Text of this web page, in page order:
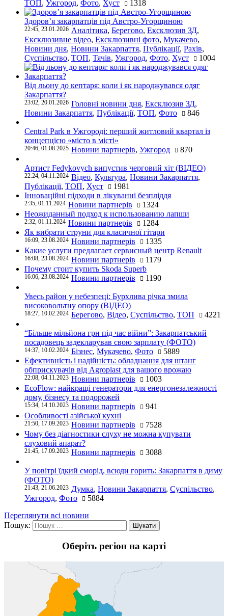
ТОП, Ужгород, Фото, Хуст 1318
Здоров’я закарпатців під Австро-Угорщиною
22:45, 23.01.2026 Аналітика, Берегово, Ексклюзив ЗД,
Ексклюзивне відео, Ексклюзивні фото, Мукачево,
Новини дня, Новини Закарпаття, Публікації, Рахів,
Суспільство, ТОП, Тячів, Ужгород, Фото, Хуст 1004
Від льону до кептаря: коли і як народжувався одяг
Закарпаття?
23:02, 20.01.2026 Головні новини дня, Ексклюзив ЗД,
Новини Закарпаття, Публікації, ТОП, Фото 846
Central Park в Ужгороді: перший житловий квартал із
концепцією «місто в місті»
20:46, 01.08.2025 Новини партнерів, Ужгород 870
Артист Fedykovych випустив черговий хіт (ВІДЕО)
22:24, 04.11.2024 Відео, Культура, Новини Закарпаття,
Публікації, ТОП, Хуст
1981
Інноваційні підходи в лікуванні безпліддя
2:35, 01.11.2024 Новини партнерів
1324
Неожиданный подход к использованию лапши
2:32, 01.11.2024 Новини партнерів
1284
Як вибрати струни для класичної гітари
16:09, 23.08.2024 Новини партнерів
1335
Какие услуги предлагает сервисный центр Renault
16:08, 23.08.2024 Новини партнерів
1179
Почему стоит купить Skoda Superb
16:06, 23.08.2024 Новини партнерів 1190
Увесь район у небезпеці: Бурхлива річка змила
високовольтну опору (ВІДЕО)
18:27, 10.02.2024 Берегово, Відео, Суспільство, ТОП 4221
“Більше мільйона грн під час війни”: Закарпатський
посадовець задекларував свою зарплату (ФОТО)
14:37, 10.02.2024 Бізнес, Мукачево, Фото
5889
Ефективність і надійність: обладнання для штанг
обприскувачів від Agroplast для вашого врожаю
22:08, 04.11.2023 Новини партнерів
1003
EcoFlow: найкращі генератори для енергонезалежності
дому, бізнесу та подорожей
15:34, 14.10.2023 Новини партнерів
941
Особливості азійської кухні
21:50, 17.09.2023 Новини партнерів
7528
Чому без діагностики слуху не можна купувати
слуховий апарат?
21:45, 17.09.2023 Новини партнерів 3088
У повітрі їдкий сморід, всюди горить: Закарпаття в диму
(ФОТО)
21:43, 21.06.2023 Думка, Новини Закарпаття, Суспільство,
Ужгород, Фото
5884
Переглянути всі новини
Пошук:
Оберіть регіон на карті